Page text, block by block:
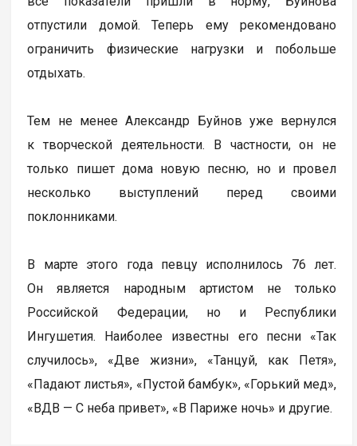
отпустили домой. Теперь ему рекомендовано
ограничить физические нагрузки и побольше
отдыхать.
Тем не менее Александр Буйнов уже вернулся
к творческой деятельности. В частности, он не
только пишет дома новую песню, но и провел
несколько выступлений перед своими
поклонниками.
В марте этого года певцу исполнилось 76 лет.
Он является народным артистом не только
Российской Федерации, но и Республики
Ингушетия. Наиболее известны его песни «Так
случилось», «Две жизни», «Танцуй, как Петя»,
«Падают листья», «Пустой бамбук», «Горький мед»,
«ВДВ — С неба привет», «В Париже ночь» и другие.